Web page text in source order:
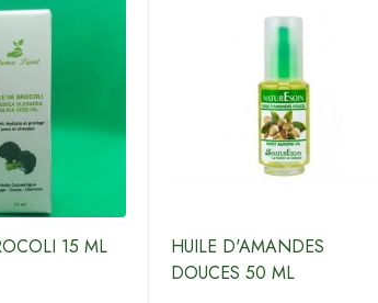
15 ML
HUILE D'AMANDES
DOUCES 50 ML